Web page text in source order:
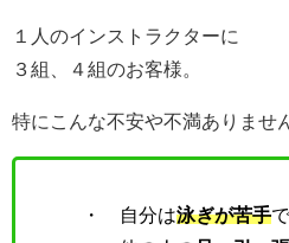
１人のインストラクターに
３組、４組のお客様。
特にこんな不安や不満ありませ
・ 自分は泳ぎが苦手